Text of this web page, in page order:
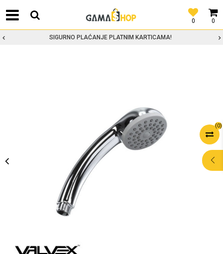
0
0
SIGURNO PLAĆANJE PLATNIM KARTICAMA!
(0)